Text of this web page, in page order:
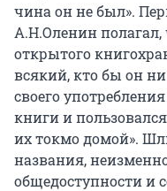
чина он не был».
А.Н.Оленин
открытого
всякий, кто бы он
своего
книги и
их токмо домой».
названия,
общедоступности и